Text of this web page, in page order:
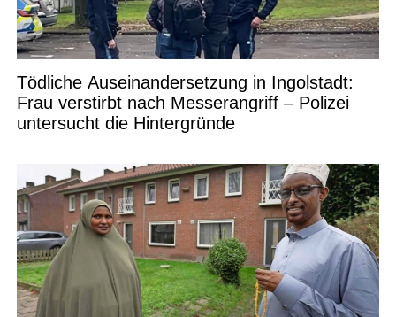
Tödliche Auseinandersetzung in Ingolstadt:
Frau verstirbt nach Messerangriff – Polizei
untersucht die Hintergründe